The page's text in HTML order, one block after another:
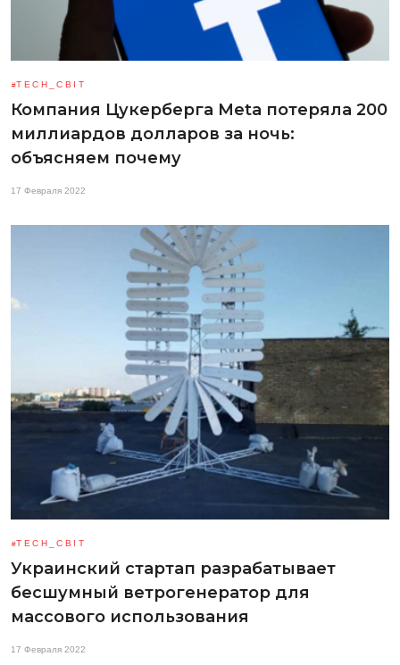
TECH_СВІТ
Компания Цукерберга Meta потеряла 200
миллиардов долларов за ночь:
объясняем почему
17 Февраля 2022
TECH_СВІТ
Украинский стартап разрабатывает
бесшумный ветрогенератор для
массового использования
17 Февраля 2022